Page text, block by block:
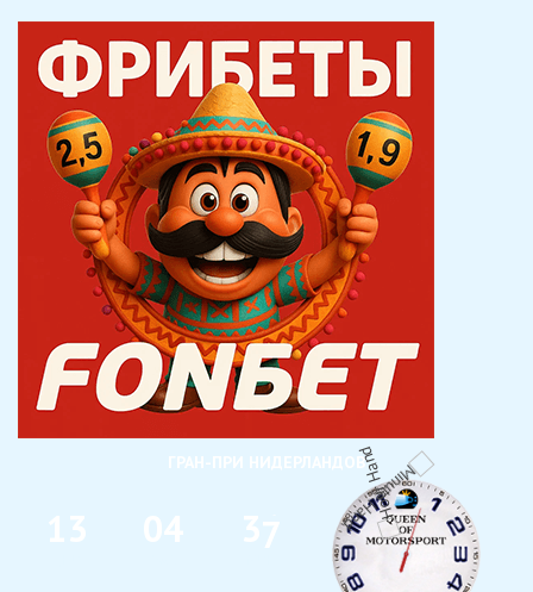
ГРАН-ПРИ НИДЕРЛАНДОВ
13 04 36
7